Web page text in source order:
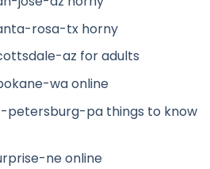
rosa-tx horny
az for adults
wa online
pa things to know
ne online